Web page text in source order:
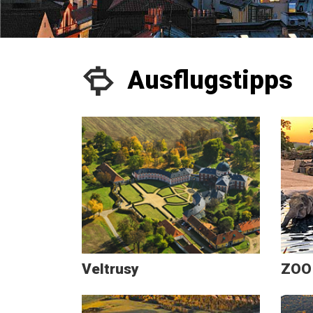
Ausflugstipps
Veltrusy